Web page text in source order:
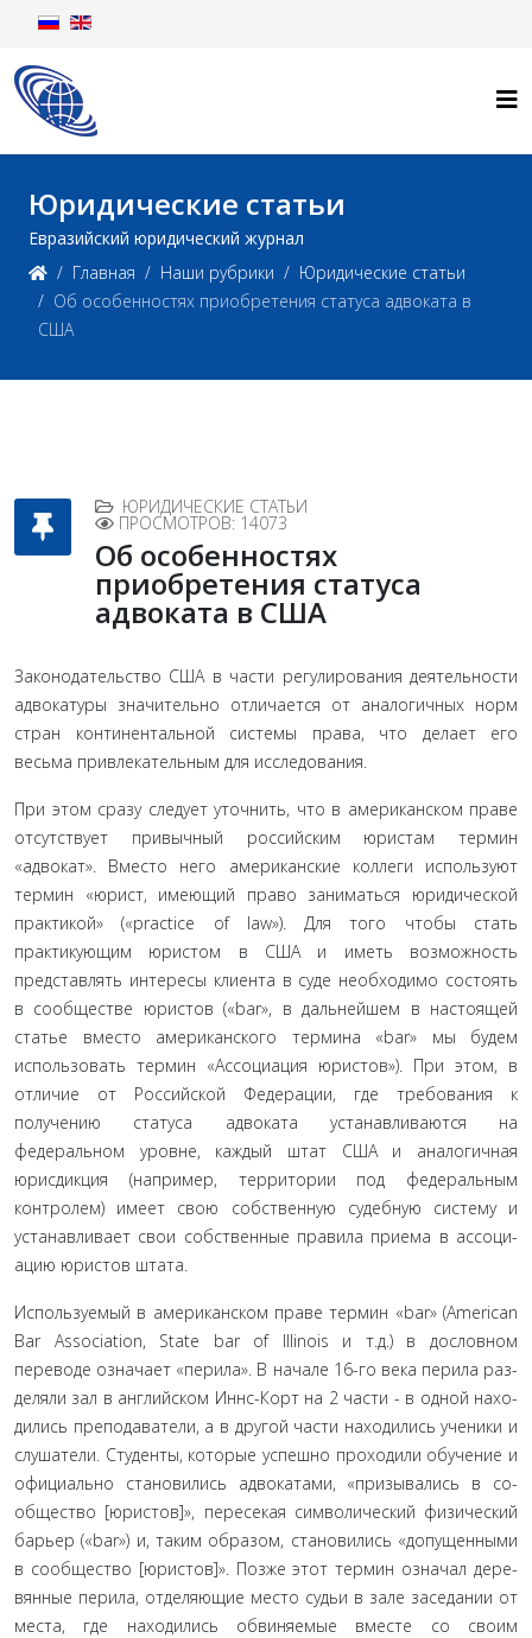
Юридические статьи
Евразийский юридический журнал
Главная
Наши рубрики
Юридические статьи
Об особенностях приобретения статуса адвоката в
США
ЮРИДИЧЕСКИЕ СТАТЬИ
ПРОСМОТРОВ: 14073
Об особенностях
приобретения статуса
адвоката в США
Законодательство США в части регулирования деятель­ности
адвокатуры значительно отличается от аналогичных норм
стран континентальной системы права, что делает его
весьма привлекательным для исследования.
При этом сра­зу следует уточнить, что в американском праве
отсутствует привычный российским юристам термин
«адвокат». Вместо него американские коллеги используют
термин «юрист, имеющий право заниматься юридической
практикой» («practice of law»). Для того чтобы стать
практикующим юри­стом в США и иметь возможность
представлять интересы клиента в суде необходимо состоять
в сообществе юристов («bar», в дальнейшем в настоящей
статье вместо американско­го термина «bar» мы будем
использовать термин «Ассоциация юристов»). При этом, в
отличие от Российской Федерации, где требования к
получению статуса адвоката устанавлива­ются на
федеральном уровне, каждый штат США и анало­гичная
юрисдикция (например, территории под федераль­ным
контролем) имеет свою собственную судебную систему и
устанавливает свои собственные правила приема в ассоци­
ацию юристов штата.
Используемый в американском праве термин «bar» (American
Bar Association, State bar of Illinois и т.д.) в дословном
переводе означает «перила». В начале 16-го века перила раз­
деляли зал в английском Иннс-Корт на 2 части - в одной нахо­
дились преподаватели, а в другой части находились ученики и
слушатели. Студенты, которые успешно проходили обучение и
официально становились адвокатами, «призывались в со­
общество [юристов]», пересекая символический физический
барьер («bar») и, таким образом, становились «допущенными
в сообщество [юристов]». Позже этот термин означал дере­
вянные перила, отделяющие место судьи в зале заседании от
места, где находились обвиняемые вместе со своим